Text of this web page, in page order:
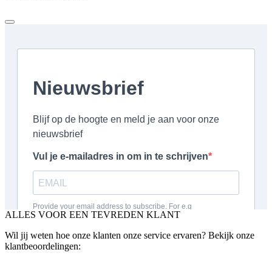
ALLES VOOR EEN TEVREDEN KLANT
Wil jij weten hoe onze klanten onze service ervaren? Bekijk onze
klantbeoordelingen: